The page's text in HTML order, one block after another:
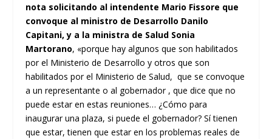
nota solicitando al intendente Mario Fissore que
convoque al ministro de Desarrollo Danilo
Capitani, y a la ministra de Salud Sonia
Martorano, «porque hay algunos que son habilitados
por el Ministerio de Desarrollo y otros que son
habilitados por el Ministerio de Salud, que se convoque
a un representante o al gobernador , que dice que no
puede estar en estas reuniones… ¿Cómo para
inaugurar una plaza, si puede el gobernador? Sí tienen
que estar, tienen que estar en los problemas reales de